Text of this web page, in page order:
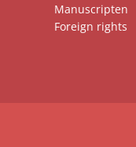
Manuscripten
Foreign rights